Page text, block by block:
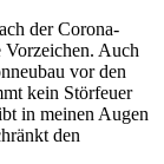
der Corona-
Auch
vor den
kein Störfeuer
in meinen Augen
den